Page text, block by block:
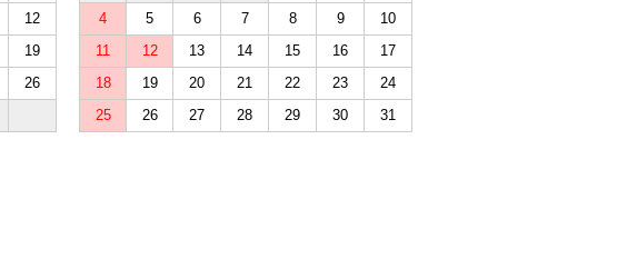
12
19
26
4
5 6 7 8 9
10
11
12 13 14 15 16
17
18
19 20 21 22 23
24
25
26 27 28 29 30 31